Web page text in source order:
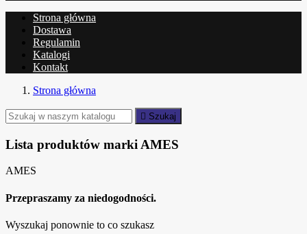
Strona główna
Dostawa
Regulamin
Katalogi
Kontakt
Strona główna
 Szukaj
Lista produktów marki AMES
AMES
Przepraszamy za niedogodności.
Wyszukaj ponownie to co szukasz